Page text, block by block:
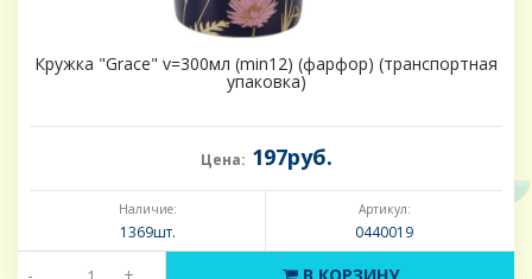
Кружка "Grace" v=300мл (min12) (фарфор) (транспортная
упаковка)
Цена: 197руб.
Наличие:
1369шт.
Артикул:
0440019